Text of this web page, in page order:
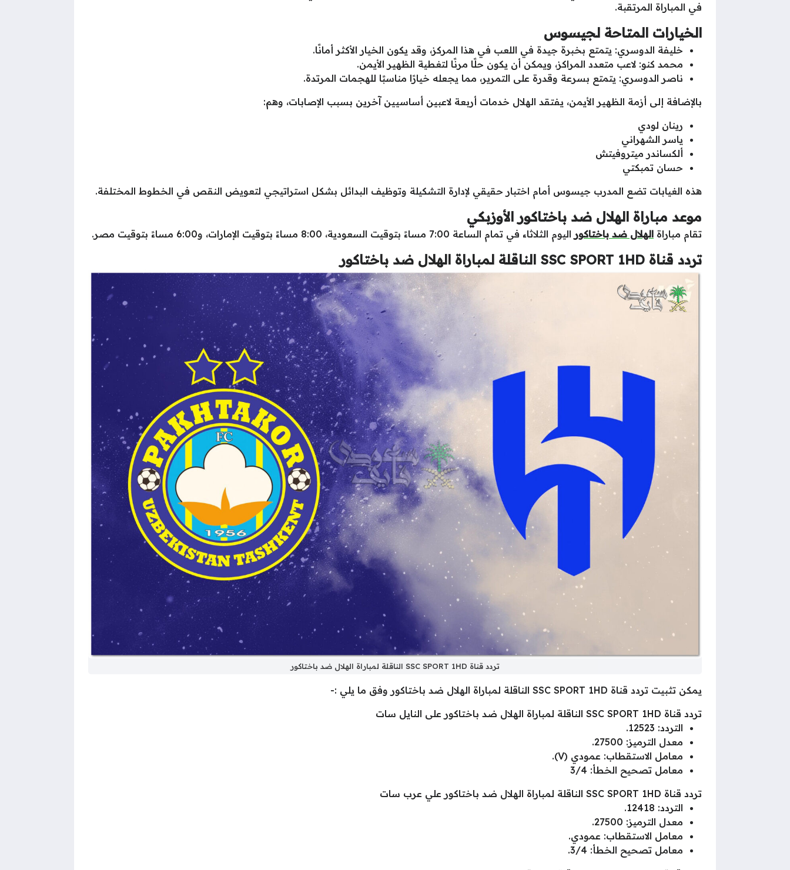
في المباراة المرتقبة.
الخيارات المتاحة لجيسوس
خليفة الدوسري: يتمتع بخبرة جيدة في اللعب في هذا المركز، وقد يكون الخيار الأكثر أمانًا.
محمد كنو: لاعب متعدد المراكز، ويمكن أن يكون حلًا مرنًا لتغطية الظهير الأيمن.
ناصر الدوسري: يتمتع بسرعة وقدرة على التمرير، مما يجعله خيارًا مناسبًا للهجمات المرتدة.
بالإضافة إلى أزمة الظهير الأيمن، يفتقد الهلال خدمات أربعة لاعبين أساسيين آخرين بسبب الإصابات، وهم:
رينان لودي
ياسر الشهراني
ألكساندر ميتروفيتش
حسان تمبكتي
هذه الغيابات تضع المدرب جيسوس أمام اختبار حقيقي لإدارة التشكيلة وتوظيف البدائل بشكل استراتيجي لتعويض النقص في الخطوط المختلفة.
موعد مباراة الهلال ضد باختاكور الأوزبكي
تقام مباراة الهلال ضد باختاكور اليوم الثلاثاء في تمام الساعة 7:00 مساءً بتوقيت السعودية، 8:00 مساءً بتوقيت الإمارات، و6:00 مساءً بتوقيت مصر.
تردد قناة SSC SPORT 1HD الناقلة لمباراة الهلال ضد باختاكور
تردد قناة SSC SPORT 1HD الناقلة لمباراة الهلال ضد باختاكور
يمكن تثبيت تردد قناة SSC SPORT 1HD الناقلة لمباراة الهلال ضد باختاكور وفق ما يلي :-
تردد قناة SSC SPORT 1HD الناقلة لمباراة الهلال ضد باختاكور على النايل سات
التردد: 12523.
معدل الترميز: 27500.
معامل الاستقطاب: عمودي (V).
معامل تصحيح الخطأ: 3/4
تردد قناة SSC SPORT 1HD الناقلة لمباراة الهلال ضد باختاكور علي عرب سات
التردد: 12418.
معدل الترميز: 27500.
معامل الاستقطاب: عمودي.
معامل تصحيح الخطأ: 3/4.